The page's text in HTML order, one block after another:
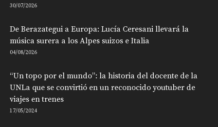
30/07/2026
De Berazategui a Europa: Lucía Ceresani llevará la
música surera a los Alpes suizos e Italia
04/08/2026
“Un topo por el mundo”: la historia del docente de la
UNLa que se convirtió en un reconocido youtuber de
viajes en trenes
17/05/2024